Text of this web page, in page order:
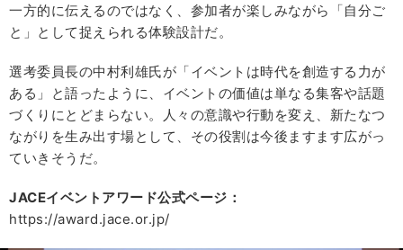
一方的に伝えるのではなく、参加者が楽しみながら「自分ご
と」として捉えられる体験設計だ。
選考委員長の中村利雄氏が「イベントは時代を創造する力が
ある」と語ったように、イベントの価値は単なる集客や話題
づくりにとどまらない。人々の意識や行動を変え、新たなつ
ながりを生み出す場として、その役割は今後ますます広がっ
ていきそうだ。
JACEイベントアワード公式ページ：
https://award.jace.or.jp/